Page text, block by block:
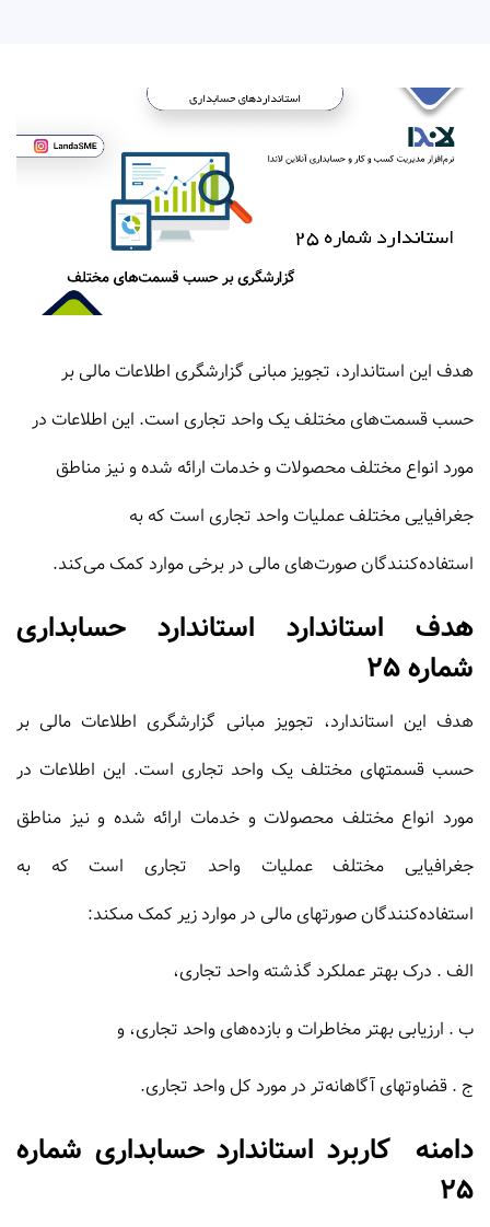
هدف این استاندارد، تجویز مبانى گزارشگرى اطلاعات مالى بر
حسب قسمت‌هاى مختلف یک واحد تجارى است. این اطلاعات در
مورد انواع مختلف محصولات و خدمات ارائه شده و نیز مناطق
جغرافیایى مختلف عملیات واحد تجارى است که به
استفاده‏‌کنندگان صورت‌هاى مالى در برخی موارد کمک مى‌کند.
هدف استاندارد استاندارد حسابداری
شماره 25
هدف این استاندارد، تجویز مبانى گزارشگرى اطلاعات مالى بر
حسب قسمتهاى مختلف یک واحد تجارى است. این اطلاعات در
مورد انواع مختلف محصولات و خدمات ارائه شده و نیز مناطق
جغرافیایى مختلف عملیات واحد تجارى است که به
استفاده‏‌کنندگان صورتهاى مالى در موارد زیر کمک مى‏کند:
الف . درک بهتر عملکرد گذشته واحد تجارى،
ب . ارزیابى بهتر مخاطرات و بازده‌‏هاى واحد تجارى، و
ج . قضاوتهاى آگاهانه‌‏تر در مورد کل واحد تجارى.
دامنه کاربرد استاندارد حسابداری شماره
25